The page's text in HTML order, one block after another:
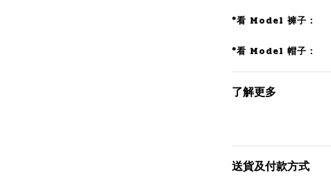
*看 Model 褲子：
*看 Model 帽子：
了解更多
送貨及付款方式